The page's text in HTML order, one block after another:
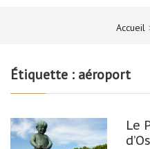
Accueil
Étiquette : aéroport
Le